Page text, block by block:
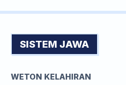
SISTEM JAWA
WETON KELAHIRAN